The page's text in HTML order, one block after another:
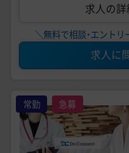
求人の
＼無料で相談・エント
求人に
常勤 急募